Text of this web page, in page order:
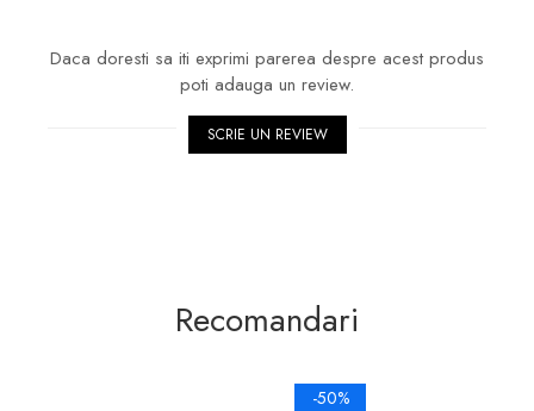
Daca doresti sa iti exprimi parerea despre acest produs
poti adauga un review.
SCRIE UN REVIEW
Recomandari
-50%